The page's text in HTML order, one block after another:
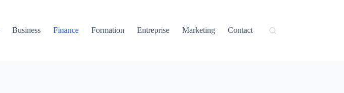
Business Finance Formation Entreprise Marketing Contact